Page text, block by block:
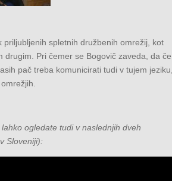
spletnih družbenih omrežij, kot
Pri čemer se Bogovič zaveda, da če
pač treba komunicirati tudi v tujem jeziku,
ogledate tudi v naslednjih dveh
Sloveniji):